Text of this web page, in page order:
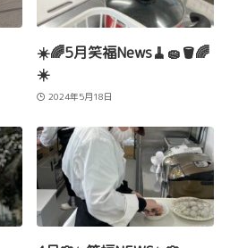
☀️🌈5月笑福News🧹🧽🪣🌈
☀️
2024年5月18日